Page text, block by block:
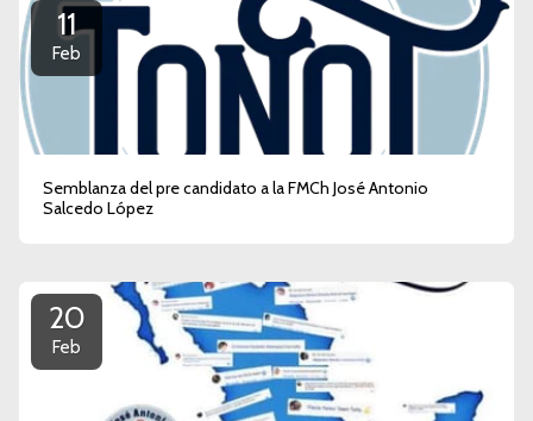
11
Feb
Semblanza del pre candidato a la FMCh José Antonio
Salcedo López
20
Feb